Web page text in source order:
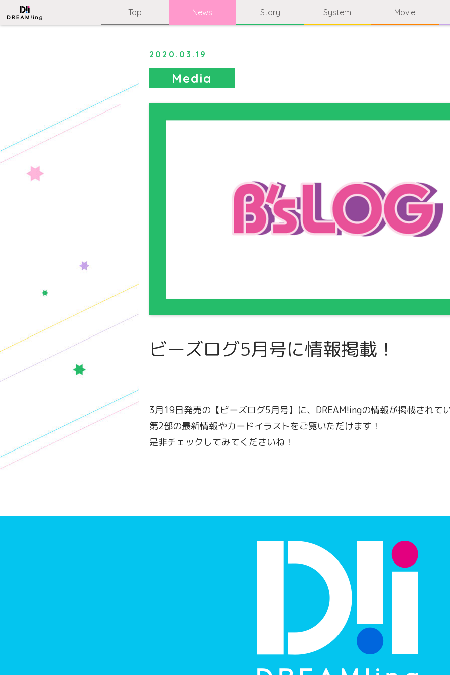
Top News Story System Movie
2020.03.19
ビーズログ5月号に情報掲載！
3月19日発売の【ビーズログ5月号】に、DREAM!ingの情報が掲載されて
第2部の最新情報やカードイラストをご覧いただけます！
是非チェックしてみてくださいね！